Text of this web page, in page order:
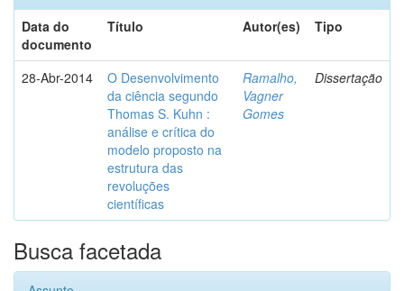
Data do
documento
Título Autor(es) Tipo
28-Abr-2014
O Desenvolvimento
da ciência segundo
Thomas S. Kuhn :
análise e crítica do
modelo proposto na
estrutura das
revoluções
científicas
Ramalho,
Vagner
Gomes
Dissertação
Busca facetada